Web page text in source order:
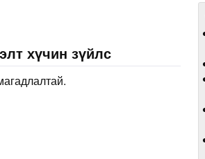
хүчин зүйлс